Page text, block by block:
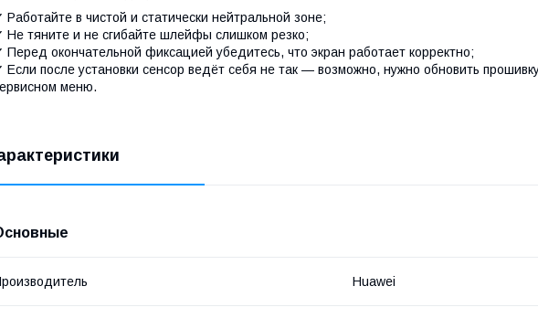
Работайте в чистой и статически нейтральной зоне;
Не тяните и не сгибайте шлейфы слишком резко;
Перед окончательной фиксацией убедитесь, что экран работает корректно;
Если после установки сенсор ведёт себя не так — возможно, нужно обновить
меню.
Huawei